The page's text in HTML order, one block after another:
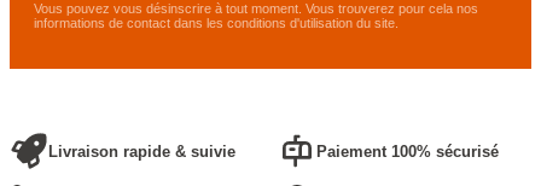
Vous pouvez vous désinscrire à tout moment. Vous trouverez pour cela nos
informations de contact dans les conditions d'utilisation du site.
Livraison rapide & suivie Paiement 100% sécurisé